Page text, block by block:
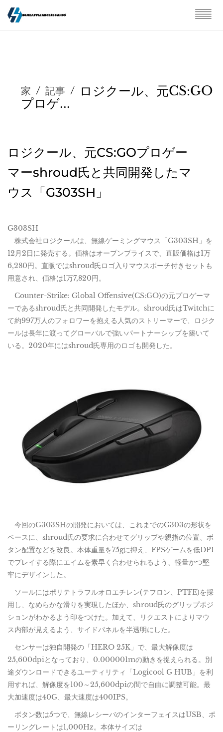
家 / 記事 / ロジクール、元CS:GO
プロゲ...
ロジクール、元CS:GOプロゲー
マーshroud氏と共同開発したマ
ウス「G303SH」
G303SH
株式会社ロジクールは、無線ゲーミングマウス「G303SH」を
12月2日に発売する。価格はオープンプライスで、直販価格は1万
6,280円。直販ではshroud氏ロゴ入りマウスポーチ付きセットも
用意され、価格は1万7,820円。
Counter-Strike: Global Offensive(CS:GO)の元プロゲーマ
ーであるshroud氏と共同開発したモデル。shroud氏はTwitchに
て約997万人のフォロワーを抱える人気のストリーマーで、ロジク
ールは長年に渡ってグローバルで強いパートナーシップを築いて
いる。2020年にはshroud氏専用のロゴも開発した。
今回のG303SHの開発においては、これまでのG303の形状を
ベースに、shroud氏の要求に合わせてグリップや親指の位置、ボ
タン配置などを改良。本体重量を75gに抑え、FPSゲームを低DPI
でプレイする際にエイムを素早く合わせられるよう、軽量かつ堅
牢にデザインした。
ソールにはポリテトラフルオロエチレン(テフロン、PTFE)を採
用し、なめらかな滑りを実現したほか、shroud氏のグリップポジ
ションがわかるよう印をつけた。加えて、リクエストによりマウ
ス内部が見えるよう、サイドパネルを半透明にした。
センサーは独自開発の「HERO 25K」で、最大解像度は
25,600dpiとなっており、0.000001mの動きを捉えられる。別
途ダウンロードできるユーティリティ「Logicool G HUB」を利
用すれば、解像度を100～25,600dpiの間で自由に調整可能。最
大加速度は40G、最大速度は400IPS。
ボタン数は5つで、無線レシーバのインターフェイスはUSB、ポ
ーリングレートは1,000Hz。本体サイズは